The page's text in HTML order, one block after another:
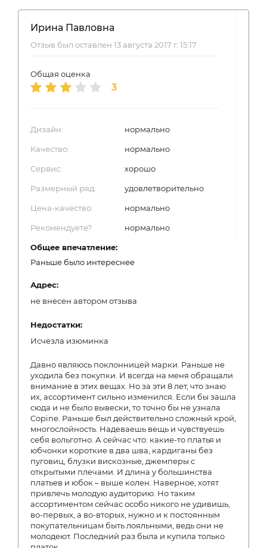
Ирина Павловна
Отзыв был оставлен 13 августа 2017 г. 15:17
Общая оценка
3
Дизайн: нормально
Качество: нормально
Сервис: хорошо
Размерный ряд: удовлетворительно
Цена-качество: нормально
Рекомендуете? нормально
Общее впечатление:
Раньше было интереснее
Адрес:
не внесен автором отзыва
Недостатки:
Исчезла изюминка
Давно являюсь поклонницей марки. Раньше не
уходила без покупки. И всегда на меня обращали
внимание в этих вещах. Но за эти 8 лет, что знаю
их, ассортимент сильно изменился. Если бы зашла
сюда и не было вывески, то точно бы не узнала
Copine. Раньше был действительно сложный крой,
многослойность. Надеваешь вещь и чувствуешь
себя вольготно. А сейчас что: какие-то платья и
юбчонки короткие в два шва, кардиганы без
пуговиц, блузки вискозные, джемперы с
открытыми плечами. И длина у большинства
платьев и юбок – выше колен. Наверное, хотят
привлечь молодую аудиторию. Но таким
ассортиментом сейчас особо никого не удивишь,
во-первых, а во-вторых, нужно и к постоянным
покупательницам быть лояльными, ведь они не
молодеют. Последний раз была и купила только